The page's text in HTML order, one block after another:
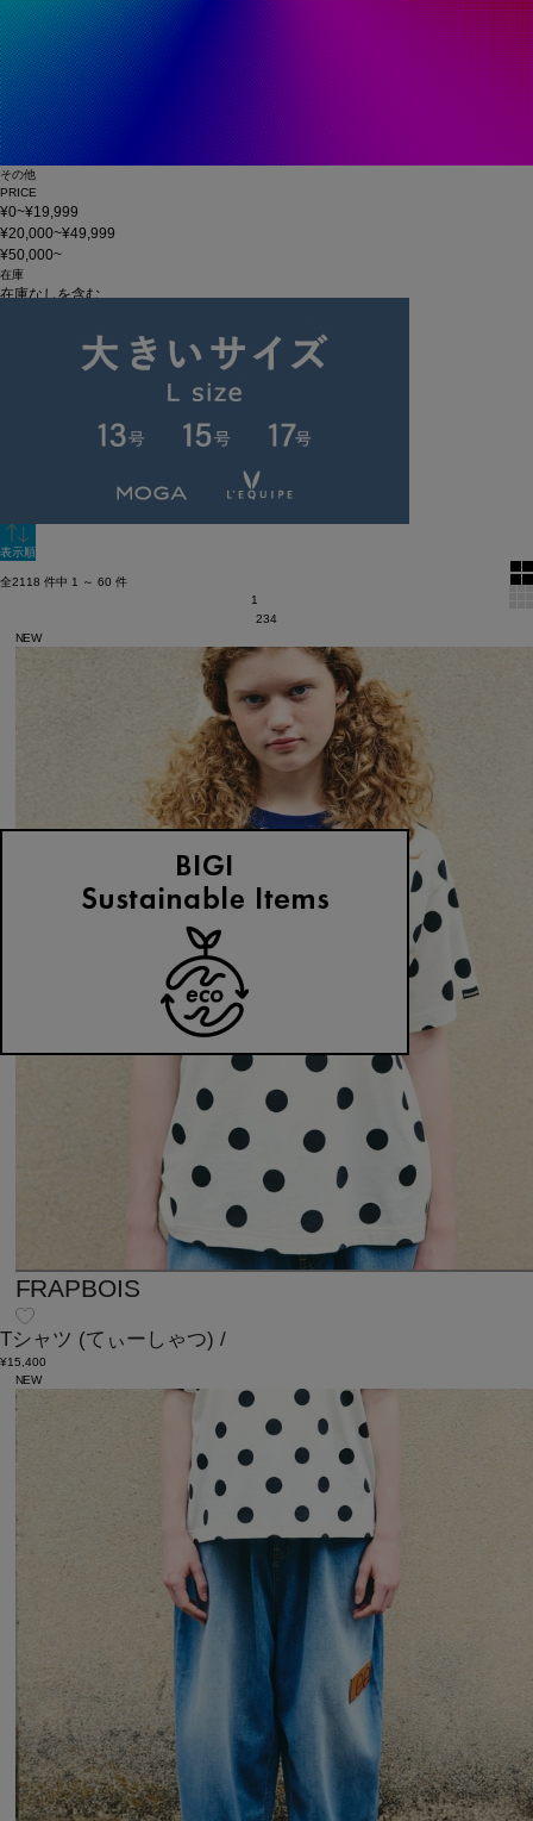
その他
PRICE
¥0~¥19,999
¥20,000~¥49,999
¥50,000~
在庫
在庫なしを含む
表示順
全2118 件中 1 ～ 60 件
1
234
NEW
FRAPBOIS
Tシャツ (てぃーしゃつ) /
¥15,400
NEW